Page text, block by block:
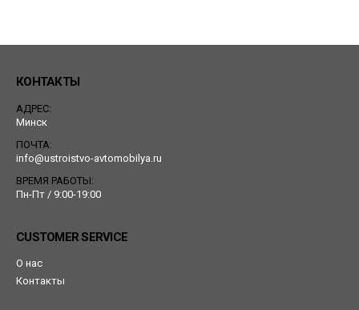
КОНТАКТЫ
АДРЕС:
Минск
ПОЧТА:
info@ustroistvo-avtomobilya.ru
ВРЕМЯ РАБОТЫ:
Пн-Пт / 9:00-19:00
CUSTOMER SERVICE
О нас
Контакты